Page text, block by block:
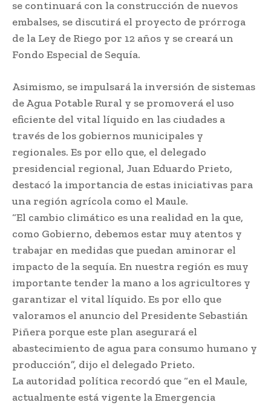
se continuará con la construcción de nuevos
embalses, se discutirá el proyecto de prórroga
de la Ley de Riego por 12 años y se creará un
Fondo Especial de Sequía.
Asimismo, se impulsará la inversión de sistemas
de Agua Potable Rural y se promoverá el uso
eficiente del vital líquido en las ciudades a
través de los gobiernos municipales y
regionales. Es por ello que, el delegado
presidencial regional, Juan Eduardo Prieto,
destacó la importancia de estas iniciativas para
una región agrícola como el Maule.
“El cambio climático es una realidad en la que,
como Gobierno, debemos estar muy atentos y
trabajar en medidas que puedan aminorar el
impacto de la sequía. En nuestra región es muy
importante tender la mano a los agricultores y
garantizar el vital líquido. Es por ello que
valoramos el anuncio del Presidente Sebastián
Piñera porque este plan asegurará el
abastecimiento de agua para consumo humano y
producción”, dijo el delegado Prieto.
La autoridad política recordó que “en el Maule,
actualmente está vigente la Emergencia